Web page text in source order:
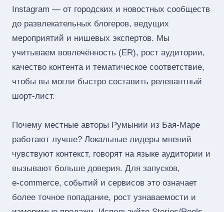
Instagram — от городских и новостных сообществ
до развлекательных блогеров, ведущих
мероприятий и нишевых экспертов. Мы
учитываем вовлечённость (ER), рост аудитории,
качество контента и тематическое соответствие,
чтобы вы могли быстро составить релевантный
шорт‑лист.
Почему местные авторы Румынии из Бая-Маре
работают лучше? Локальные лидеры мнений
чувствуют контекст, говорят на языке аудитории и
вызывают больше доверия. Для запусков,
e‑commerce, событий и сервисов это означает
более точное попадание, рост узнаваемости и